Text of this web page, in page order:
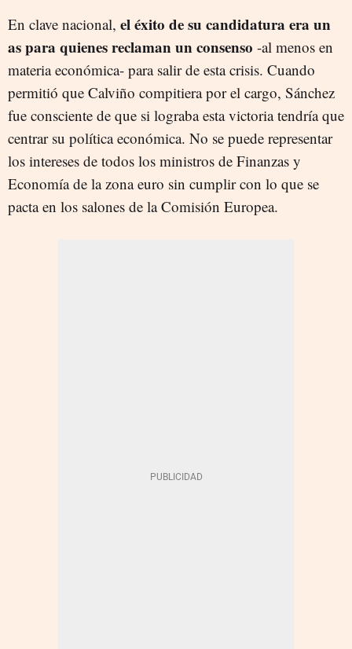
En clave nacional, el éxito de su candidatura era un
as para quienes reclaman un consenso -al menos en
materia económica- para salir de esta crisis. Cuando
permitió que Calviño compitiera por el cargo, Sánchez
fue consciente de que si lograba esta victoria tendría que
centrar su política económica. No se puede representar
los intereses de todos los ministros de Finanzas y
Economía de la zona euro sin cumplir con lo que se
pacta en los salones de la Comisión Europea.